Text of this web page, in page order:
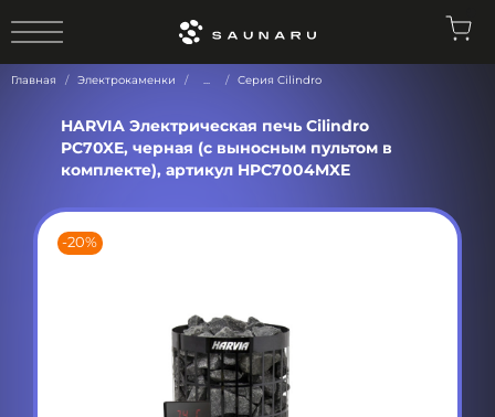
Главная Электрокаменки ... Серия Cilindro
-20%
HARVIA Электрическая печь Cilindro
PC70XE, черная (с выносным пультом в
комплекте), артикул HPC7004MXE